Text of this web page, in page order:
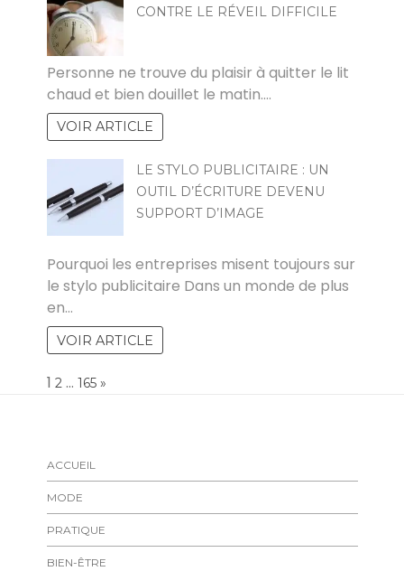
CONTRE LE RÉVEIL DIFFICILE
Personne ne trouve du plaisir à quitter le lit
chaud et bien douillet le matin.…
VOIR ARTICLE
LE STYLO PUBLICITAIRE : UN
OUTIL D’ÉCRITURE DEVENU
SUPPORT D’IMAGE
Pourquoi les entreprises misent toujours sur
le stylo publicitaire Dans un monde de plus
en…
VOIR ARTICLE
Page:
1 2 … 165 NEXT
»
ACCUEIL
MODE
PRATIQUE
BIEN-ÊTRE